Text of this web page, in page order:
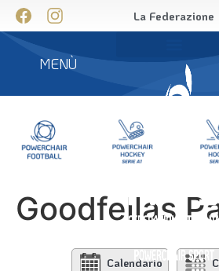
La Federazione
MENÙ
Goodfellas
Calendario